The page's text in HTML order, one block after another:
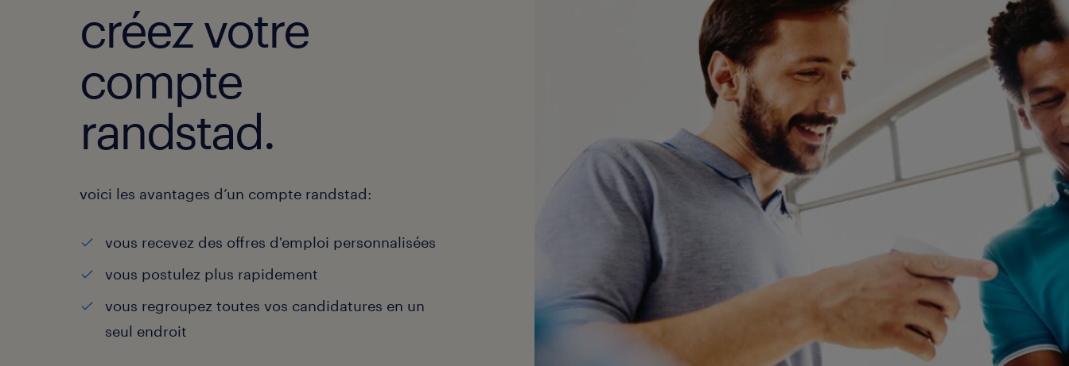
créez votre
compte
randstad.
voici les avantages d’un compte randstad:
vous recevez des offres d'emploi personnalisées
vous postulez plus rapidement
vous regroupez toutes vos candidatures en un
seul endroit